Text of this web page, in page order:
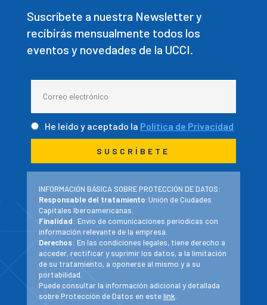
Suscríbete a nuestra Newsletter y
recibirás mensualmente todos los
eventos y novedades de la UCCI.
He leído y aceptado la Política de Privacidad
INFORMACIÓN BÁSICA SOBRE PROTECCIÓN DE DATOS:
Responsable del tratamiento:Unión de Ciudades
Capitales Iberoamericanas.
Finalidad: Envío de comunicaciones periodicas con
información relevante de la empresa.
Derechos: En las condiciones legales, tiene derecho a
acceder, rectificar y suprimir los datos, a la limitación
de su tratamiento, a oponerse al mismo y a su
portabilidad.
Puede consultar la información adicional y detallada
sobre Protección de Datos en estelink